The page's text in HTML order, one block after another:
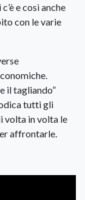
e così anche
con le varie
il tagliando”
tutti gli
volta in volta le
affrontarle.